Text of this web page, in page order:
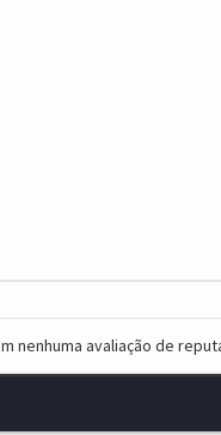
nenhuma avaliação de